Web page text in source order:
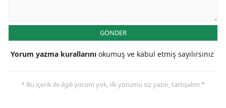
GÖNDER
Yorum yazma kurallarını okumuş ve kabul etmiş sayılırsınız
* Bu içerik ile ilgili yorum yok, ilk yorumu siz yazın, tartışalım *